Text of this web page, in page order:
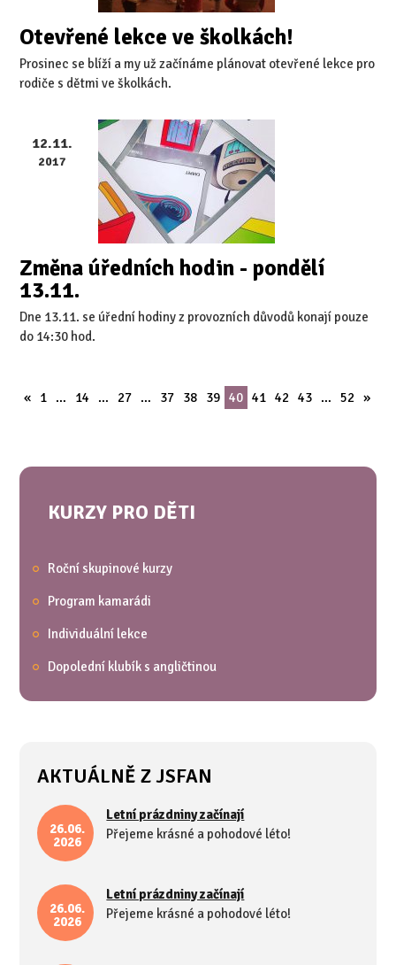
Otevřené lekce ve školkách!
Prosinec se blíží a my už začínáme plánovat otevřené lekce pro
rodiče s dětmi ve školkách.
12.11.
2017
Změna úředních hodin - pondělí
13.11.
Dne 13.11. se úřední hodiny z provozních důvodů konají pouze
do 14:30 hod.
« 1 … 14 … 27 … 37 38 39 40 41 42 43 … 52 »
KURZY PRO DĚTI
Roční skupinové kurzy
Program kamarádi
Individuální lekce
Dopolední klubík s angličtinou
AKTUÁLNĚ Z JSFAN
26.06.
2026
Letní prázdniny začínají
Přejeme krásné a pohodové léto!
26.06.
2026
Letní prázdniny začínají
Přejeme krásné a pohodové léto!